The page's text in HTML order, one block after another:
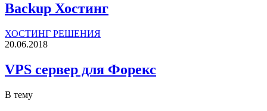
Backup Хостинг
ХОСТИНГ РЕШЕНИЯ
20.06.2018
VPS сервер для Форекс
В тему